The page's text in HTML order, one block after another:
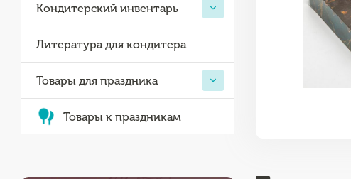
Кондитерский инвентарь
Литература для кондитера
Товары для праздника
Товары к праздникам